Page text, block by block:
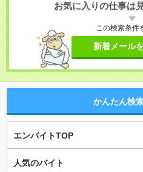
お気に入りの仕事は
この検索条件
新着メール
かんたん検
エンバイトTOP
人気のバイト